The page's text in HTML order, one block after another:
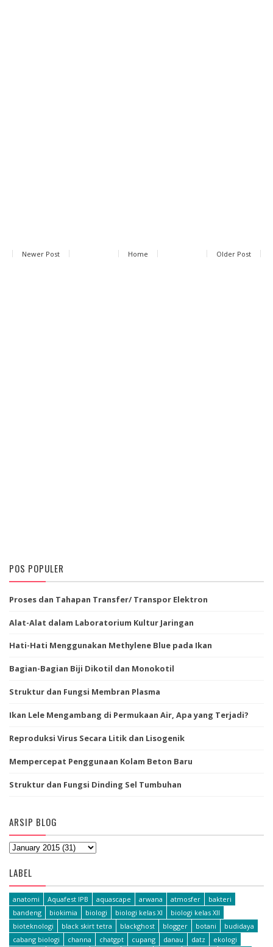
Newer Post Older Post
Home
POS POPULER
Proses dan Tahapan Transfer/ Transpor Elektron
Alat-Alat dalam Laboratorium Kultur Jaringan
Hati-Hati Menggunakan Methylene Blue pada Ikan
Bagian-Bagian Biji Dikotil dan Monokotil
Struktur dan Fungsi Membran Plasma
Ikan Lele Mengambang di Permukaan Air, Apa yang Terjadi?
Reproduksi Virus Secara Litik dan Lisogenik
Mempercepat Penggunaan Kolam Beton Baru
Struktur dan Fungsi Dinding Sel Tumbuhan
ARSIP BLOG
LABEL
anatomi Aquafest IPB aquascape arwana atmosfer
bakteri
bandeng
biokimia biologi biologi kelas XI
biologi kelas XII
bioteknologi
black skirt tetra blackghost blogger botani
budidaya
cabang biologi
channa chatgpt cupang danau datz
ekologi